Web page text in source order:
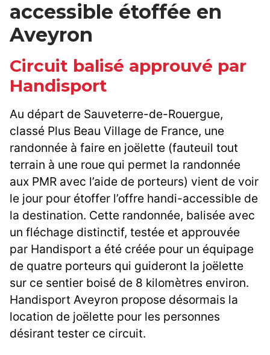
accessible étoffée en
Aveyron
Circuit balisé approuvé par
Handisport
Au départ de Sauveterre-de-Rouergue,
classé Plus Beau Village de France, une
randonnée à faire en joëlette (fauteuil tout
terrain à une roue qui permet la randonnée
aux PMR avec l’aide de porteurs) vient de voir
le jour pour étoffer l’offre handi-accessible de
la destination. Cette randonnée, balisée avec
un fléchage distinctif, testée et approuvée
par Handisport a été créée pour un équipage
de quatre porteurs qui guideront la joëlette
sur ce sentier boisé de 8 kilomètres environ.
Handisport Aveyron propose désormais la
location de joëlette pour les personnes
désirant tester ce circuit.